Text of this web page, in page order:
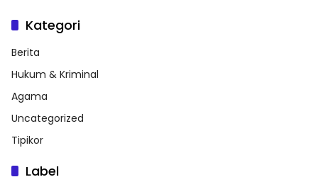
Kategori
Berita
Hukum & Kriminal
Agama
Uncategorized
Tipikor
Label